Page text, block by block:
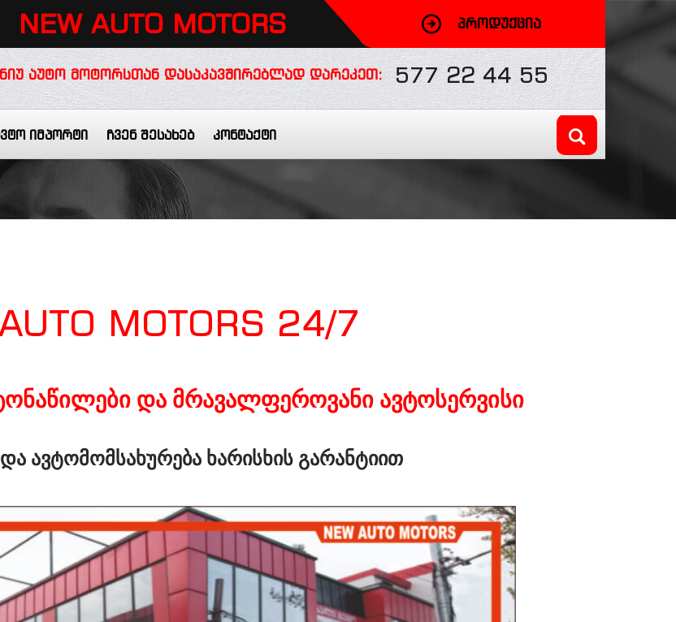
NEW AUTO MOTORS ᲞᲠᲝᲓᲣᲥᲪᲘᲐ
ᲜᲘᲣ ᲐᲣᲢᲝ ᲛᲝᲢᲝᲠᲡᲗᲐᲜ ᲓᲐᲡᲐᲙᲐᲕᲨᲘᲠᲔᲑᲚᲐᲓ ᲓᲐᲠᲔᲙᲔᲗ: 577 22 44 55
იმპორტი ჩვენ შესახებ კონტაქტი
MOTORS 24/7
და მრავალფეროვანი ავტოსერვისი
ავტომომსახურება ხარისხის გარანტიით